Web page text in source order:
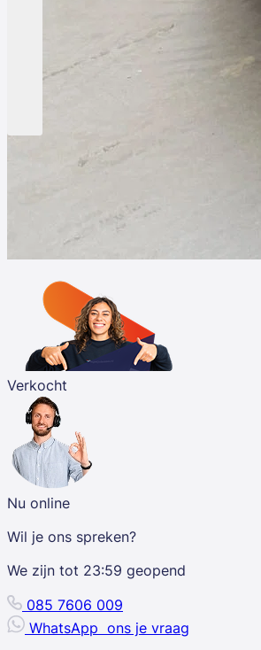
Verkocht
Nu online
Wil je ons spreken?
We zijn tot 23:59 geopend
085 7606 009
WhatsApp ons je vraag